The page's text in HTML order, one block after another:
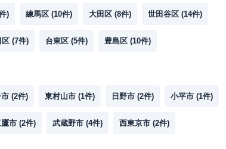
) 練馬区 (10件) 大田区 (8件) 世田谷区 (14件)
区 (7件) 台東区 (5件) 豊島区 (10件)
(2件) 東村山市 (1件) 日野市 (2件) 小平市 (1件)
市 (2件) 武蔵野市 (4件) 西東京市 (2件)